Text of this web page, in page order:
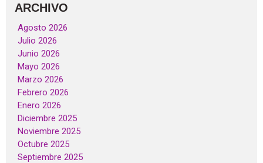
ARCHIVO
Agosto 2026
Julio 2026
Junio 2026
Mayo 2026
Marzo 2026
Febrero 2026
Enero 2026
Diciembre 2025
Noviembre 2025
Octubre 2025
Septiembre 2025